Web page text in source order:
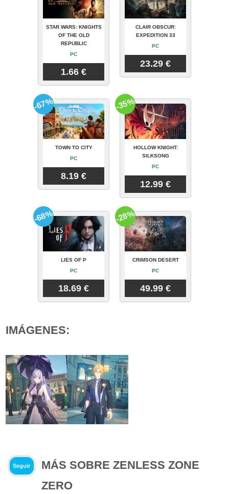
STAR WARS: KNIGHTS
OF THE OLD
REPUBLIC
PC
1.66 €
CLAIR OBSCUR:
EXPEDITION 33
PC
23.29 €
TOWN TO CITY
PC
8.19 €
-67%
HOLLOW KNIGHT:
SILKSONG
PC
12.99 €
-35%
LIES OF P
PC
18.69 €
-68%
CRIMSON DESERT
PC
49.99 €
-28%
IMÁGENES:
Seguir
MÁS SOBRE ZENLESS ZONE
ZERO